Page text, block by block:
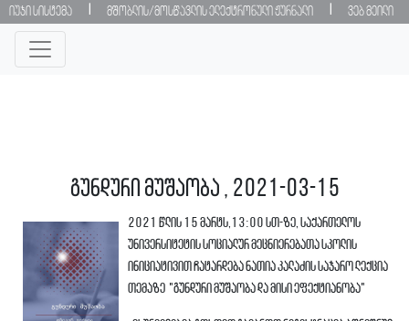
იუჯი სისტემა მშობლის/მოსწავლის ელექტრონული ჟურნალი ვებ მეილი
გუნდური მუშაობა , 2021-03-15
2021 წლის 15 მარტს,13:00 სთ-ზე, საქართელოს
უნივერსიტეტის სოციალურ მეცნიერებათა სკოლის
ინიციატივით ჩატარდება ნათია კალაძის საჯარო ლექცია
თემაზე "გუნდური მუშაობა და მისი ეფექტიანობა"